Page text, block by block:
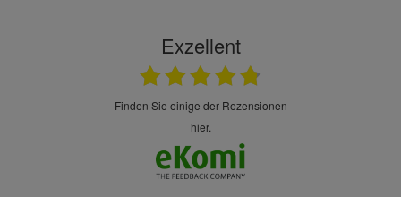
Exzellent
finden Sie einige der Rezensionen
hier.